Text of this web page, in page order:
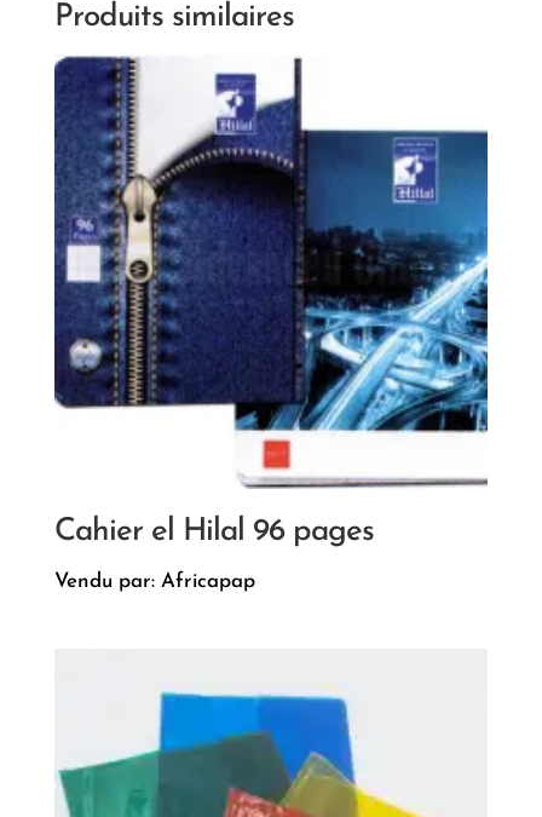
Produits similaires
Cahier el Hilal 96 pages
Vendu par: Africapap